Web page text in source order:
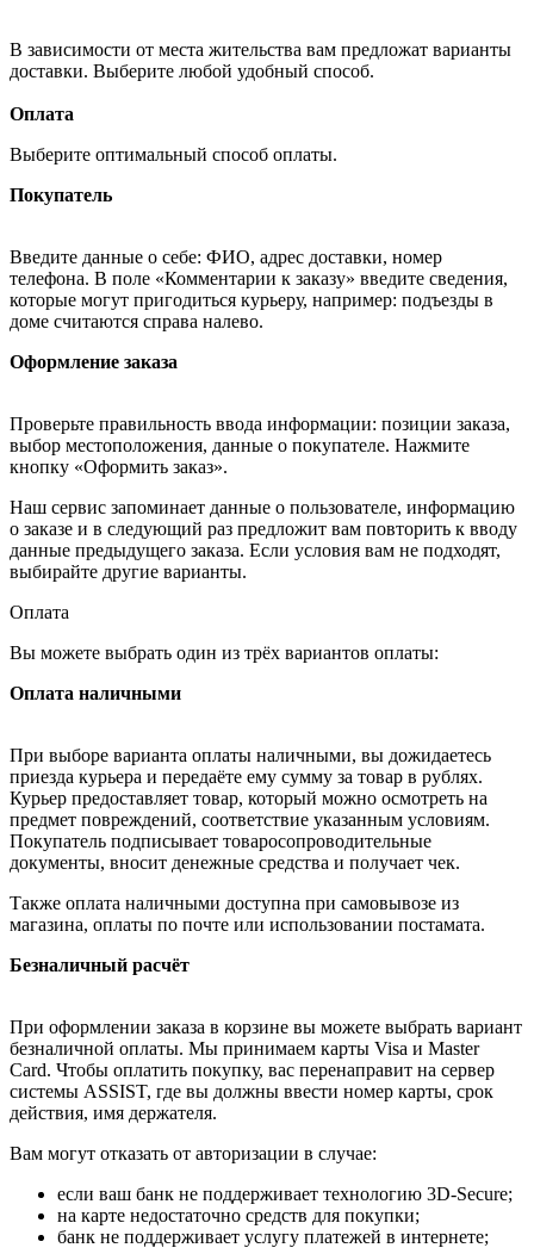
В зависимости от места жительства вам предложат варианты
доставки. Выберите любой удобный способ.
Оплата
Выберите оптимальный способ оплаты.
Покупатель
Введите данные о себе: ФИО, адрес доставки, номер
телефона. В поле «Комментарии к заказу» введите сведения,
которые могут пригодиться курьеру, например: подъезды в
доме считаются справа налево.
Оформление заказа
Проверьте правильность ввода информации: позиции заказа,
выбор местоположения, данные о покупателе. Нажмите
кнопку «Оформить заказ».
Наш сервис запоминает данные о пользователе, информацию
о заказе и в следующий раз предложит вам повторить к вводу
данные предыдущего заказа. Если условия вам не подходят,
выбирайте другие варианты.
Оплата
Вы можете выбрать один из трёх вариантов оплаты:
Оплата наличными
При выборе варианта оплаты наличными, вы дожидаетесь
приезда курьера и передаёте ему сумму за товар в рублях.
Курьер предоставляет товар, который можно осмотреть на
предмет повреждений, соответствие указанным условиям.
Покупатель подписывает товаросопроводительные
документы, вносит денежные средства и получает чек.
Также оплата наличными доступна при самовывозе из
магазина, оплаты по почте или использовании постамата.
Безналичный расчёт
При оформлении заказа в корзине вы можете выбрать вариант
безналичной оплаты. Мы принимаем карты Visa и Master
Card. Чтобы оплатить покупку, вас перенаправит на сервер
системы ASSIST, где вы должны ввести номер карты, срок
действия, имя держателя.
Вам могут отказать от авторизации в случае:
если ваш банк не поддерживает технологию 3D-Secure;
на карте недостаточно средств для покупки;
банк не поддерживает услугу платежей в интернете;